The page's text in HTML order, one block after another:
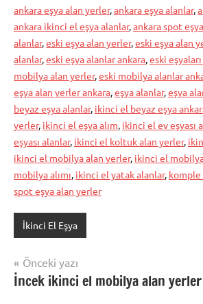
ankara eşya alan yerler,ankara eşya alanlar,
ankara ikinci el eşya alanlar,ankara spot
alanlar,eski eşya alan yerler,eski eşya alan
alanlar,eski eşya alanlar ankara,eski
mobilya alan yerler,eski mobilya alanlar
eşya alan yerler ankara,eşya alanlar,eşya
beyaz eşya alanlar, ikinci el beyaz eşya
yerler, ikinci el eşya alım, ikinci el ev eşyası
eşyası alanlar, ikinci el koltuk alan yerler,
ikinci el mobilya alan yerler, ikinci el
mobilya alımı, ikinci el yatak alanlar, komple
spot eşya alan yerler
İkinci El Eşya
Yazı
gezinmesi
Önceki yazı
İncek ikinci el mobilya alan